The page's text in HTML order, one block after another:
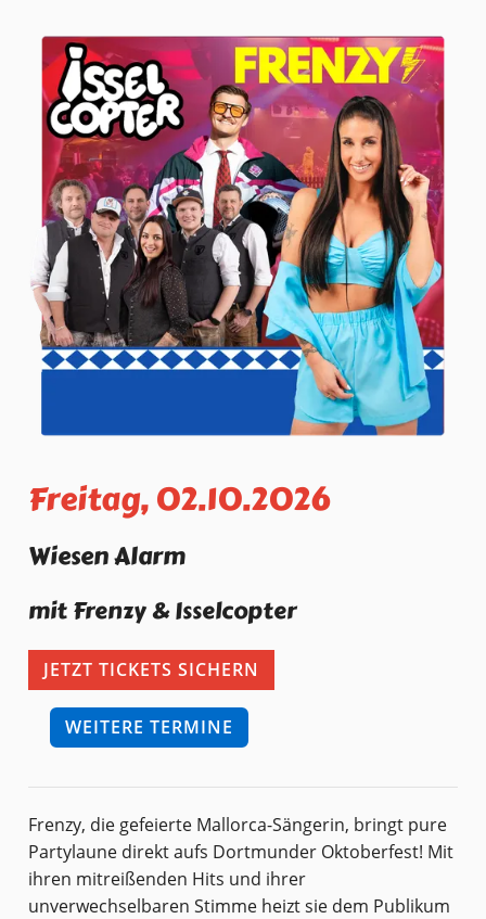
Freitag, 02.10.2026
Wiesen Alarm
mit Frenzy & Isselcopter
JETZT TICKETS SICHERN
WEITERE TERMINE
Frenzy, die gefeierte Mallorca-Sängerin, bringt pure
Partylaune direkt aufs Dortmunder Oktoberfest! Mit
ihren mitreißenden Hits und ihrer
unverwechselbaren Stimme heizt sie dem Publikum